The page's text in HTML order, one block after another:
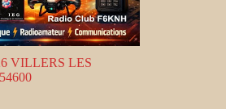
VILLERS LES